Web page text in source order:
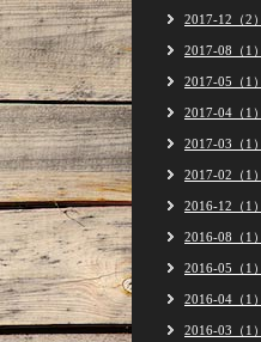
2017-12（2）
2017-08（1）
2017-05（1）
2017-04（1）
2017-03（1）
2017-02（1）
2016-12（1）
2016-08（1）
2016-05（1）
2016-04（1）
2016-03（1）